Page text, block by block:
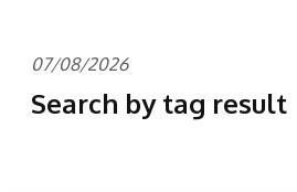
07/08/2026
Search by tag result